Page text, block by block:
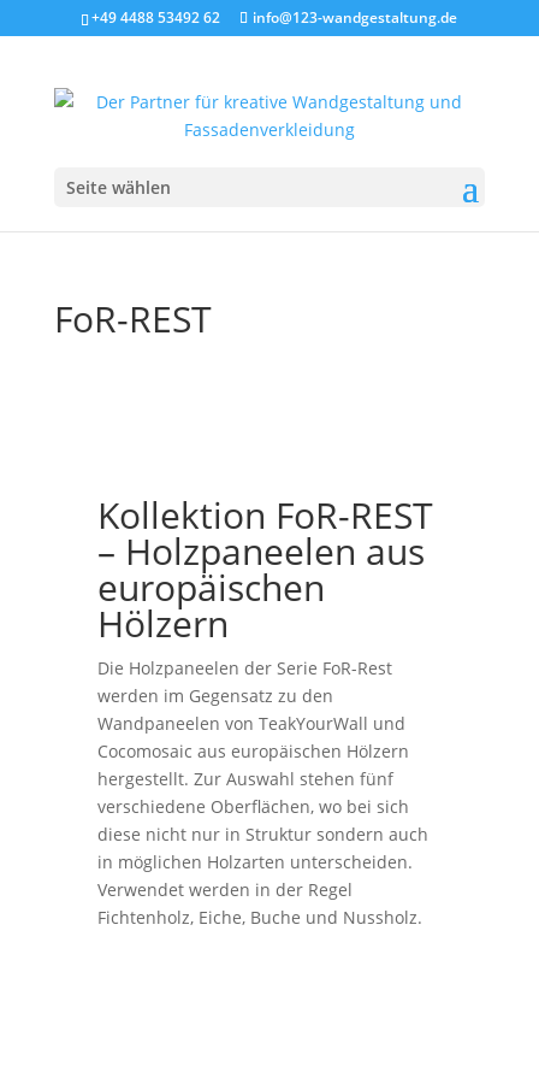
+49 4488 53492 62 info@123-wandgestaltung.de
Seite wählen
FoR-REST
Kollektion FoR-REST
– Holzpaneelen aus
europäischen
Hölzern
Die Holzpaneelen der Serie FoR-Rest
werden im Gegensatz zu den
Wandpaneelen von TeakYourWall und
Cocomosaic aus europäischen Hölzern
hergestellt. Zur Auswahl stehen fünf
verschiedene Oberflächen, wo bei sich
diese nicht nur in Struktur sondern auch
in möglichen Holzarten unterscheiden.
Verwendet werden in der Regel
Fichtenholz, Eiche, Buche und Nussholz.